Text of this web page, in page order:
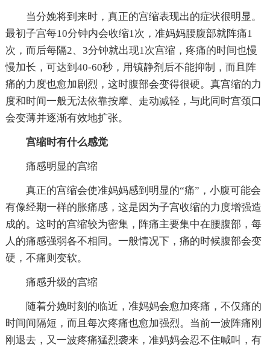
当分娩将到来时，真正的宫缩表现出的症状很明显。
最初子宫每10分钟内会收缩1次，准妈妈腰腹部就阵痛1
次，而后每隔2、3分钟就出现1次宫缩，疼痛的时间也慢
慢加长，可达到40-60秒，用镇静剂后不能抑制，而且阵
痛的力度也愈加剧烈，这时腹部会变得很硬。真宫缩的力
度和时间一般无法依靠按摩、走动减轻，与此同时宫颈口
会变薄并逐渐有效地扩张。
宫缩时有什么感觉
痛感明显的宫缩
真正的宫缩会使准妈妈感到明显的“痛”，小腹可能会
有像经期一样的胀痛感，这是因为子宫收缩的力度增强造
成的。这时的宫缩较为密集，阵痛主要集中在腰腹部，每
人的痛感强弱各不相同。一般情况下，痛的时候腹部会变
硬，不痛则变软。
痛感升级的宫缩
随着分娩时刻的临近，准妈妈会愈加疼痛，不仅痛的
时间间隔短，而且每次疼痛也愈加强烈。当前一波阵痛刚
刚退去，又一波疼痛猛烈袭来，准妈妈会忍不住喊叫，有